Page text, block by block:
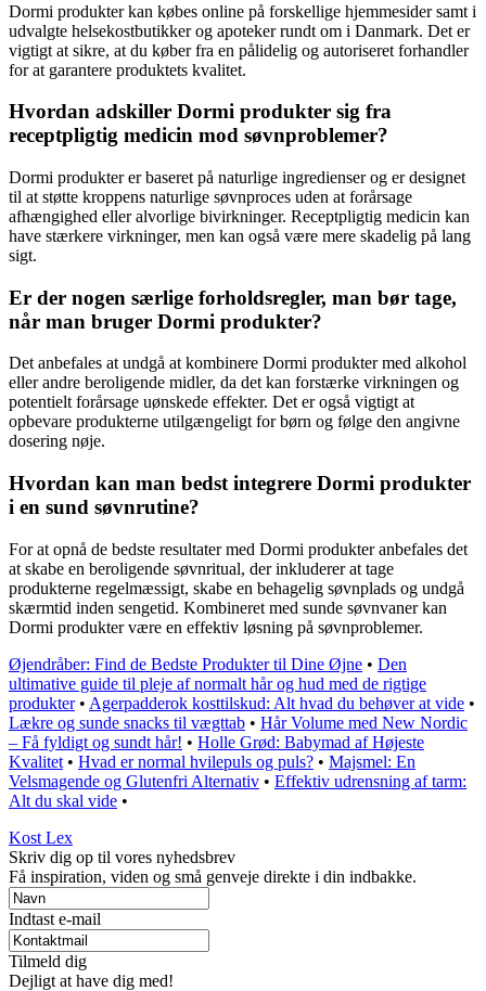
Dormi produkter kan købes online på forskellige hjemmesider samt i
udvalgte helsekostbutikker og apoteker rundt om i Danmark. Det er
vigtigt at sikre, at du køber fra en pålidelig og autoriseret forhandler
for at garantere produktets kvalitet.
Hvordan adskiller Dormi produkter sig fra
receptpligtig medicin mod søvnproblemer?
Dormi produkter er baseret på naturlige ingredienser og er designet
til at støtte kroppens naturlige søvnproces uden at forårsage
afhængighed eller alvorlige bivirkninger. Receptpligtig medicin kan
have stærkere virkninger, men kan også være mere skadelig på lang
sigt.
Er der nogen særlige forholdsregler, man bør tage,
når man bruger Dormi produkter?
Det anbefales at undgå at kombinere Dormi produkter med alkohol
eller andre beroligende midler, da det kan forstærke virkningen og
potentielt forårsage uønskede effekter. Det er også vigtigt at
opbevare produkterne utilgængeligt for børn og følge den angivne
dosering nøje.
Hvordan kan man bedst integrere Dormi produkter
i en sund søvnrutine?
For at opnå de bedste resultater med Dormi produkter anbefales det
at skabe en beroligende søvnritual, der inkluderer at tage
produkterne regelmæssigt, skabe en behagelig søvnplads og undgå
skærmtid inden sengetid. Kombineret med sunde søvnvaner kan
Dormi produkter være en effektiv løsning på søvnproblemer.
Øjendråber: Find de Bedste Produkter til Dine Øjne • Den
ultimative guide til pleje af normalt hår og hud med de rigtige
produkter• Agerpadderok kosttilskud: Alt hvad du behøver at vide •
Lækre og sunde snacks til vægttab • Hår Volume med New Nordic
– Få fyldigt og sundt hår! • Holle Grød: Babymad af Højeste
Kvalitet • Hvad er normal hvilepuls og puls? • Majsmel: En
Velsmagende og Glutenfri Alternativ • Effektiv udrensning af tarm:
Alt du skal vide •
Kost Lex
Skriv dig op til vores nyhedsbrev
Få inspiration, viden og små genveje direkte i din indbakke.
Indtast e-mail
Tilmeld dig
Dejligt at have dig med!